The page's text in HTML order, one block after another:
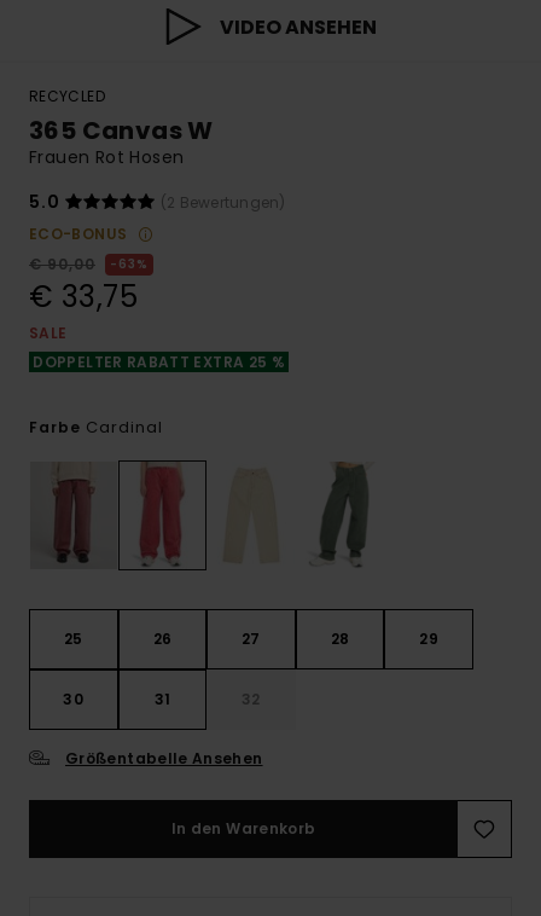
VIDEO ANSEHEN
RECYCLED
365 Canvas W
Frauen Rot Hosen
5.0
(2 Bewertungen)
ECO-BONUS
€ 90,00
63%
€ 33,75
SALE
DOPPELTER RABATT EXTRA 25 %
Farbe Cardinal
25 26 27 28 29
30 31 32
Größentabelle Ansehen
In den Warenkorb